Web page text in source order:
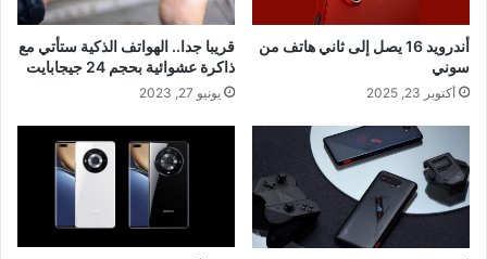
أندرويد 16 يصل إلى ثاني هاتف من
سوني
أكتوبر 23, 2025
قريبا جدا.. الهواتف الذكية ستأتي مع
ذاكرة عشوائية بحجم 24 جيجابايت
يونيو 27, 2023